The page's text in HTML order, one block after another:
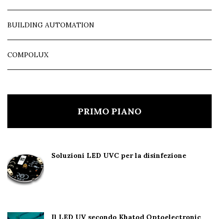
BUILDING AUTOMATION
COMPOLUX
PRIMO PIANO
Soluzioni LED UVC per la disinfezione
Il LED UV secondo Khatod Optoelectronic